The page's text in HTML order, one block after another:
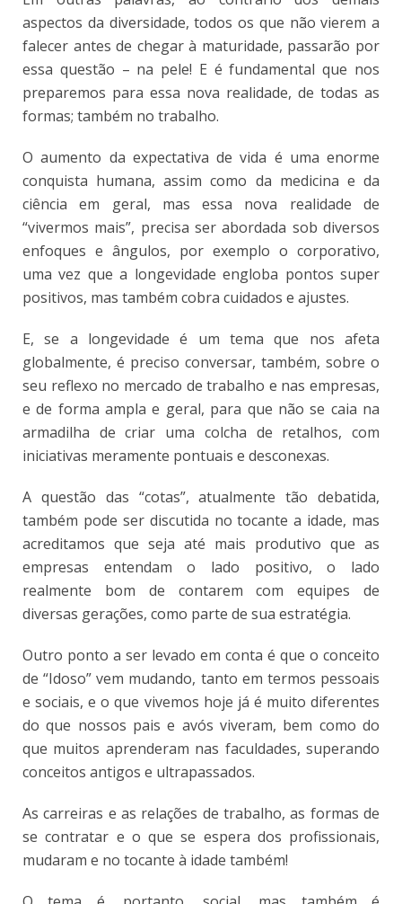
aspectos da diversidade, todos os que não vierem a
falecer antes de chegar à maturidade, passarão por
essa questão – na pele! E é fundamental que nos
preparemos para essa nova realidade, de todas as
formas; também no trabalho.
O aumento da expectativa de vida é uma enorme
conquista humana, assim como da medicina e da
ciência em geral, mas essa nova realidade de
“vivermos mais”, precisa ser abordada sob diversos
enfoques e ângulos, por exemplo o corporativo,
uma vez que a longevidade engloba pontos super
positivos, mas também cobra cuidados e ajustes.
E, se a longevidade é um tema que nos afeta
globalmente, é preciso conversar, também, sobre o
seu reflexo no mercado de trabalho e nas empresas,
e de forma ampla e geral, para que não se caia na
armadilha de criar uma colcha de retalhos, com
iniciativas meramente pontuais e desconexas.
A questão das “cotas”, atualmente tão debatida,
também pode ser discutida no tocante a idade, mas
acreditamos que seja até mais produtivo que as
empresas entendam o lado positivo, o lado
realmente bom de contarem com equipes de
diversas gerações, como parte de sua estratégia.
Outro ponto a ser levado em conta é que o conceito
de “Idoso” vem mudando, tanto em termos pessoais
e sociais, e o que vivemos hoje já é muito diferentes
do que nossos pais e avós viveram, bem como do
que muitos aprenderam nas faculdades, superando
conceitos antigos e ultrapassados.
As carreiras e as relações de trabalho, as formas de
se contratar e o que se espera dos profissionais,
mudaram e no tocante à idade também!